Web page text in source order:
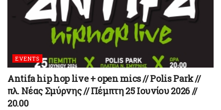
EVENTS
Antifa hip hop live + open mics // Polis Park //
πλ. Νέας Σμύρνης // Πέμπτη 25 Ιουνίου 2026 //
20.00